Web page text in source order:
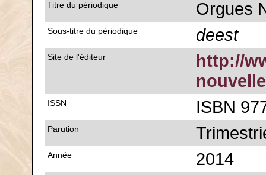
Titre du périodique Orgues
Sous-titre du périodique deest
Site de l'éditeur
http://
ISSN ISBN
Parution
Année 2014